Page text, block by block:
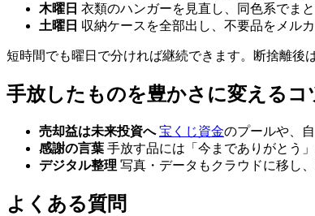
木曜日 衣類のハンガーを見直し、同色系でま
土曜日 収納ケースを全部出し、不要品をメル
短時間でも曜日で分ければ継続できます。断捨離後
手放したものを豊かさに変えるコ
売却益は未来投資へ 宝くじ資金のプールや、
感謝の言葉 手放す品には「今までありがとう
デジタル整理 写真・データもクラウドに移し
よくある質問